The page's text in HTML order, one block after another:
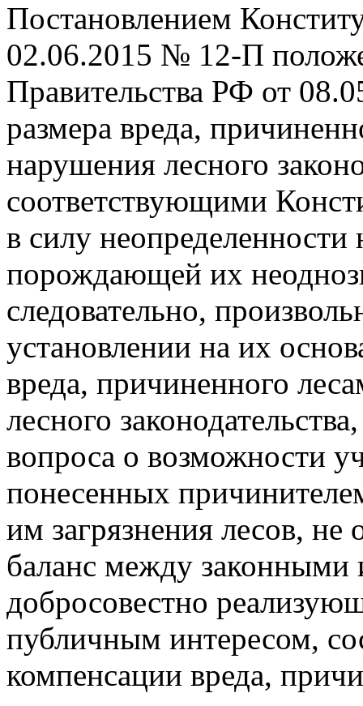
Постановлением
02.06.2015 № 12-П
Правительства РФ от
размера вреда,
нарушения лесного
соответствующими
в силу
порождающей их
следовательно,
установлении на их
вреда, причиненного
лесного
вопроса о возможности
понесенных
им загрязнения лесов,
баланс между законными
добросовестно
публичным интересом,
компенсации вреда,